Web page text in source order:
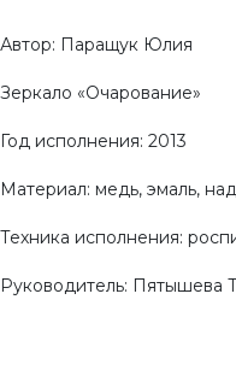
Автор: Паращук Юлия
Зеркало «Очарование»
Год исполнения: 2013
Материал: медь, эмаль,
Техника исполнения:
Руководитель: Пятышева